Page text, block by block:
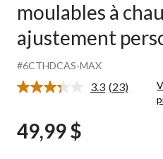
moulables à
ajustement
#6CTHDCAS-MAX
3.3 Lire
(23)
49,99 $